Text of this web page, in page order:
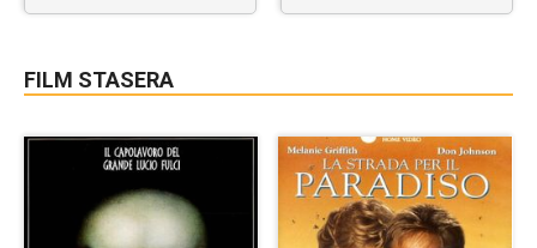
FILM STASERA